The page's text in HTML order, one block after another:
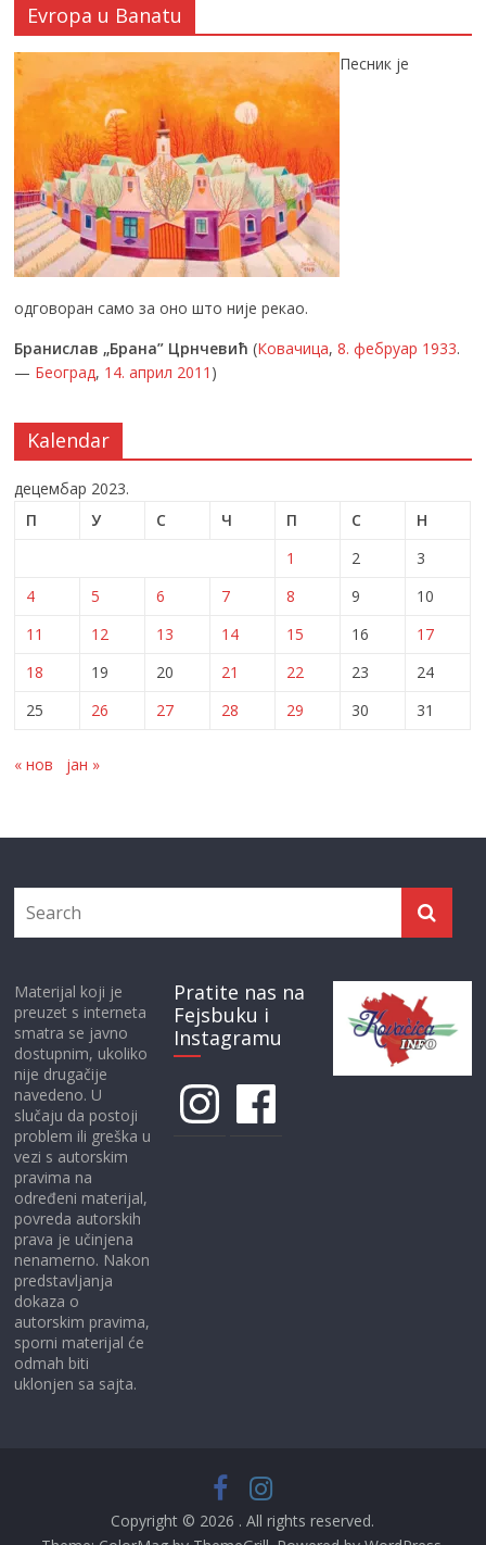
Evropa u Banatu
Песник је
одговоран само за оно што није рекао.
Бранислав „Брана” Црнчевић (Ковачица,8. фебруар 1933.
— Београд, 14. април 2011 )
Kalendar
децембар 2023.
П
У С Ч П С
Н
1
2
3
4
5 6 7 8 9
10
11
12 13 14 15 16
17
18
19 20 21 22 23
24
25
26 27 28 29 30 31
« нов јан »
Materijal koji je
preuzet s interneta
smatra se javno
dostupnim, ukoliko
nije drugačije
navedeno. U
slučaju da postoji
problem ili greška u
vezi s autorskim
pravima na
određeni materijal,
povreda autorskih
prava je učinjena
nenamerno. Nakon
predstavljanja
dokaza o
autorskim pravima,
sporni materijal će
odmah biti
uklonjen sa sajta.
Pratite nas na
Fejsbuku i
Instagramu
InstagramFacebook
Copyright © 2026 . All rights reserved.